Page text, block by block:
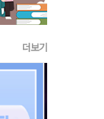
더보기